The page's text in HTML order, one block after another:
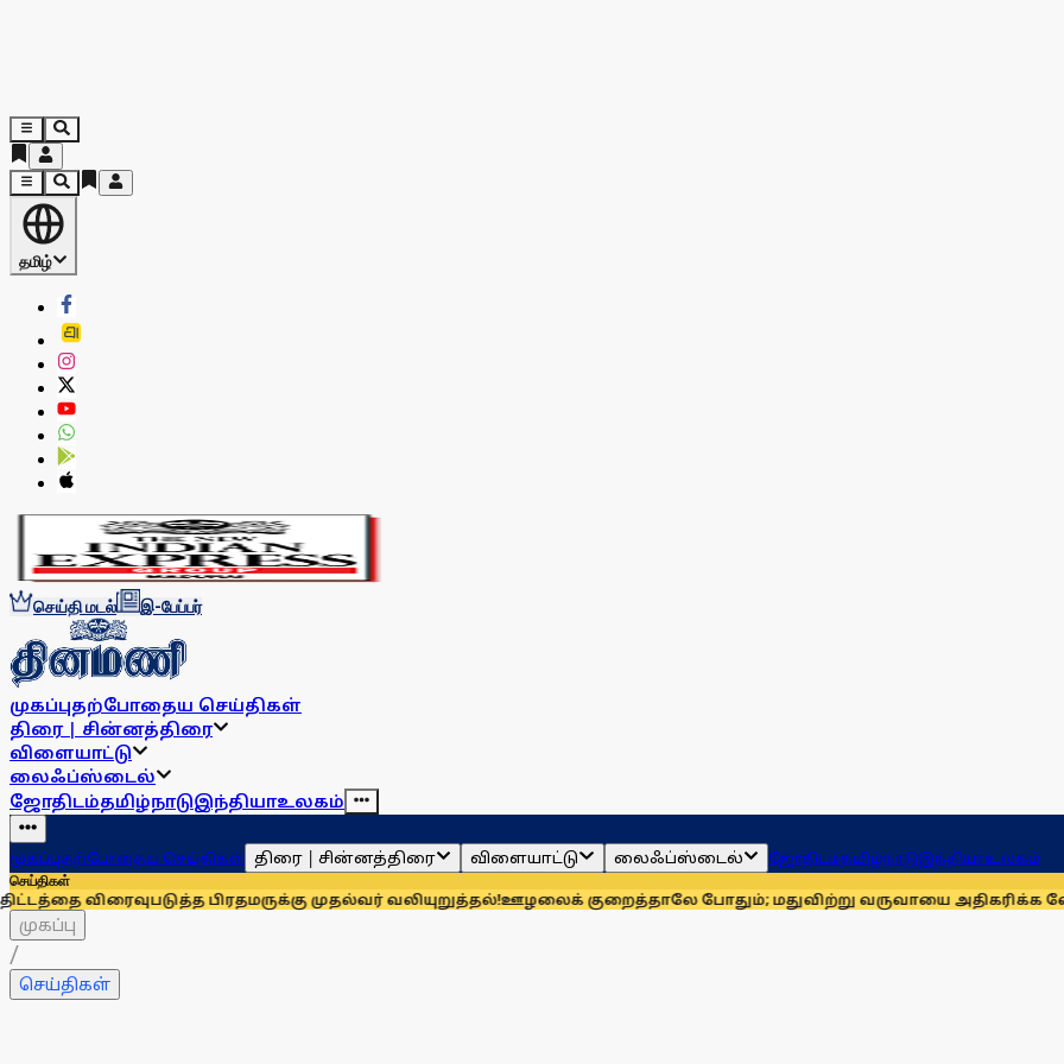
தமிழ்
செய்தி மடல் இ-பேப்பர்
முகப்புதற்போதைய செய்திகள்
திரை | சின்னத்திரை
விளையாட்டு
லைஃப்ஸ்டைல்
ஜோதிடம்தமிழ்நாடுஇந்தியாஉலகம்
முகப்புதற்போதைய செய்திகள் திரை | சின்னத்திரை விளையாட்டு லைஃப்ஸ்டைல் ஜோதிடம்தமிழ்நாடுஇந்தியாஉலகம்
செய்திகள்
பிரதமருக்கு முதல்வர் வலியுறுத்தல்!ஊழலைக் குறைத்தாலே போதும்; மதுவிற்று வருவாயை அதிகரிக்க வேண்டும்
முகப்பு
/
செய்திகள்